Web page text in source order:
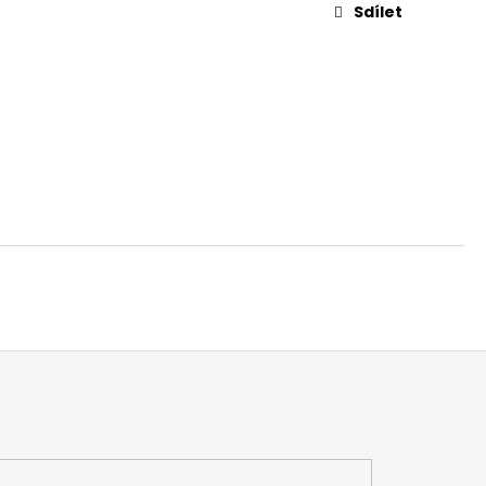
Sdílet